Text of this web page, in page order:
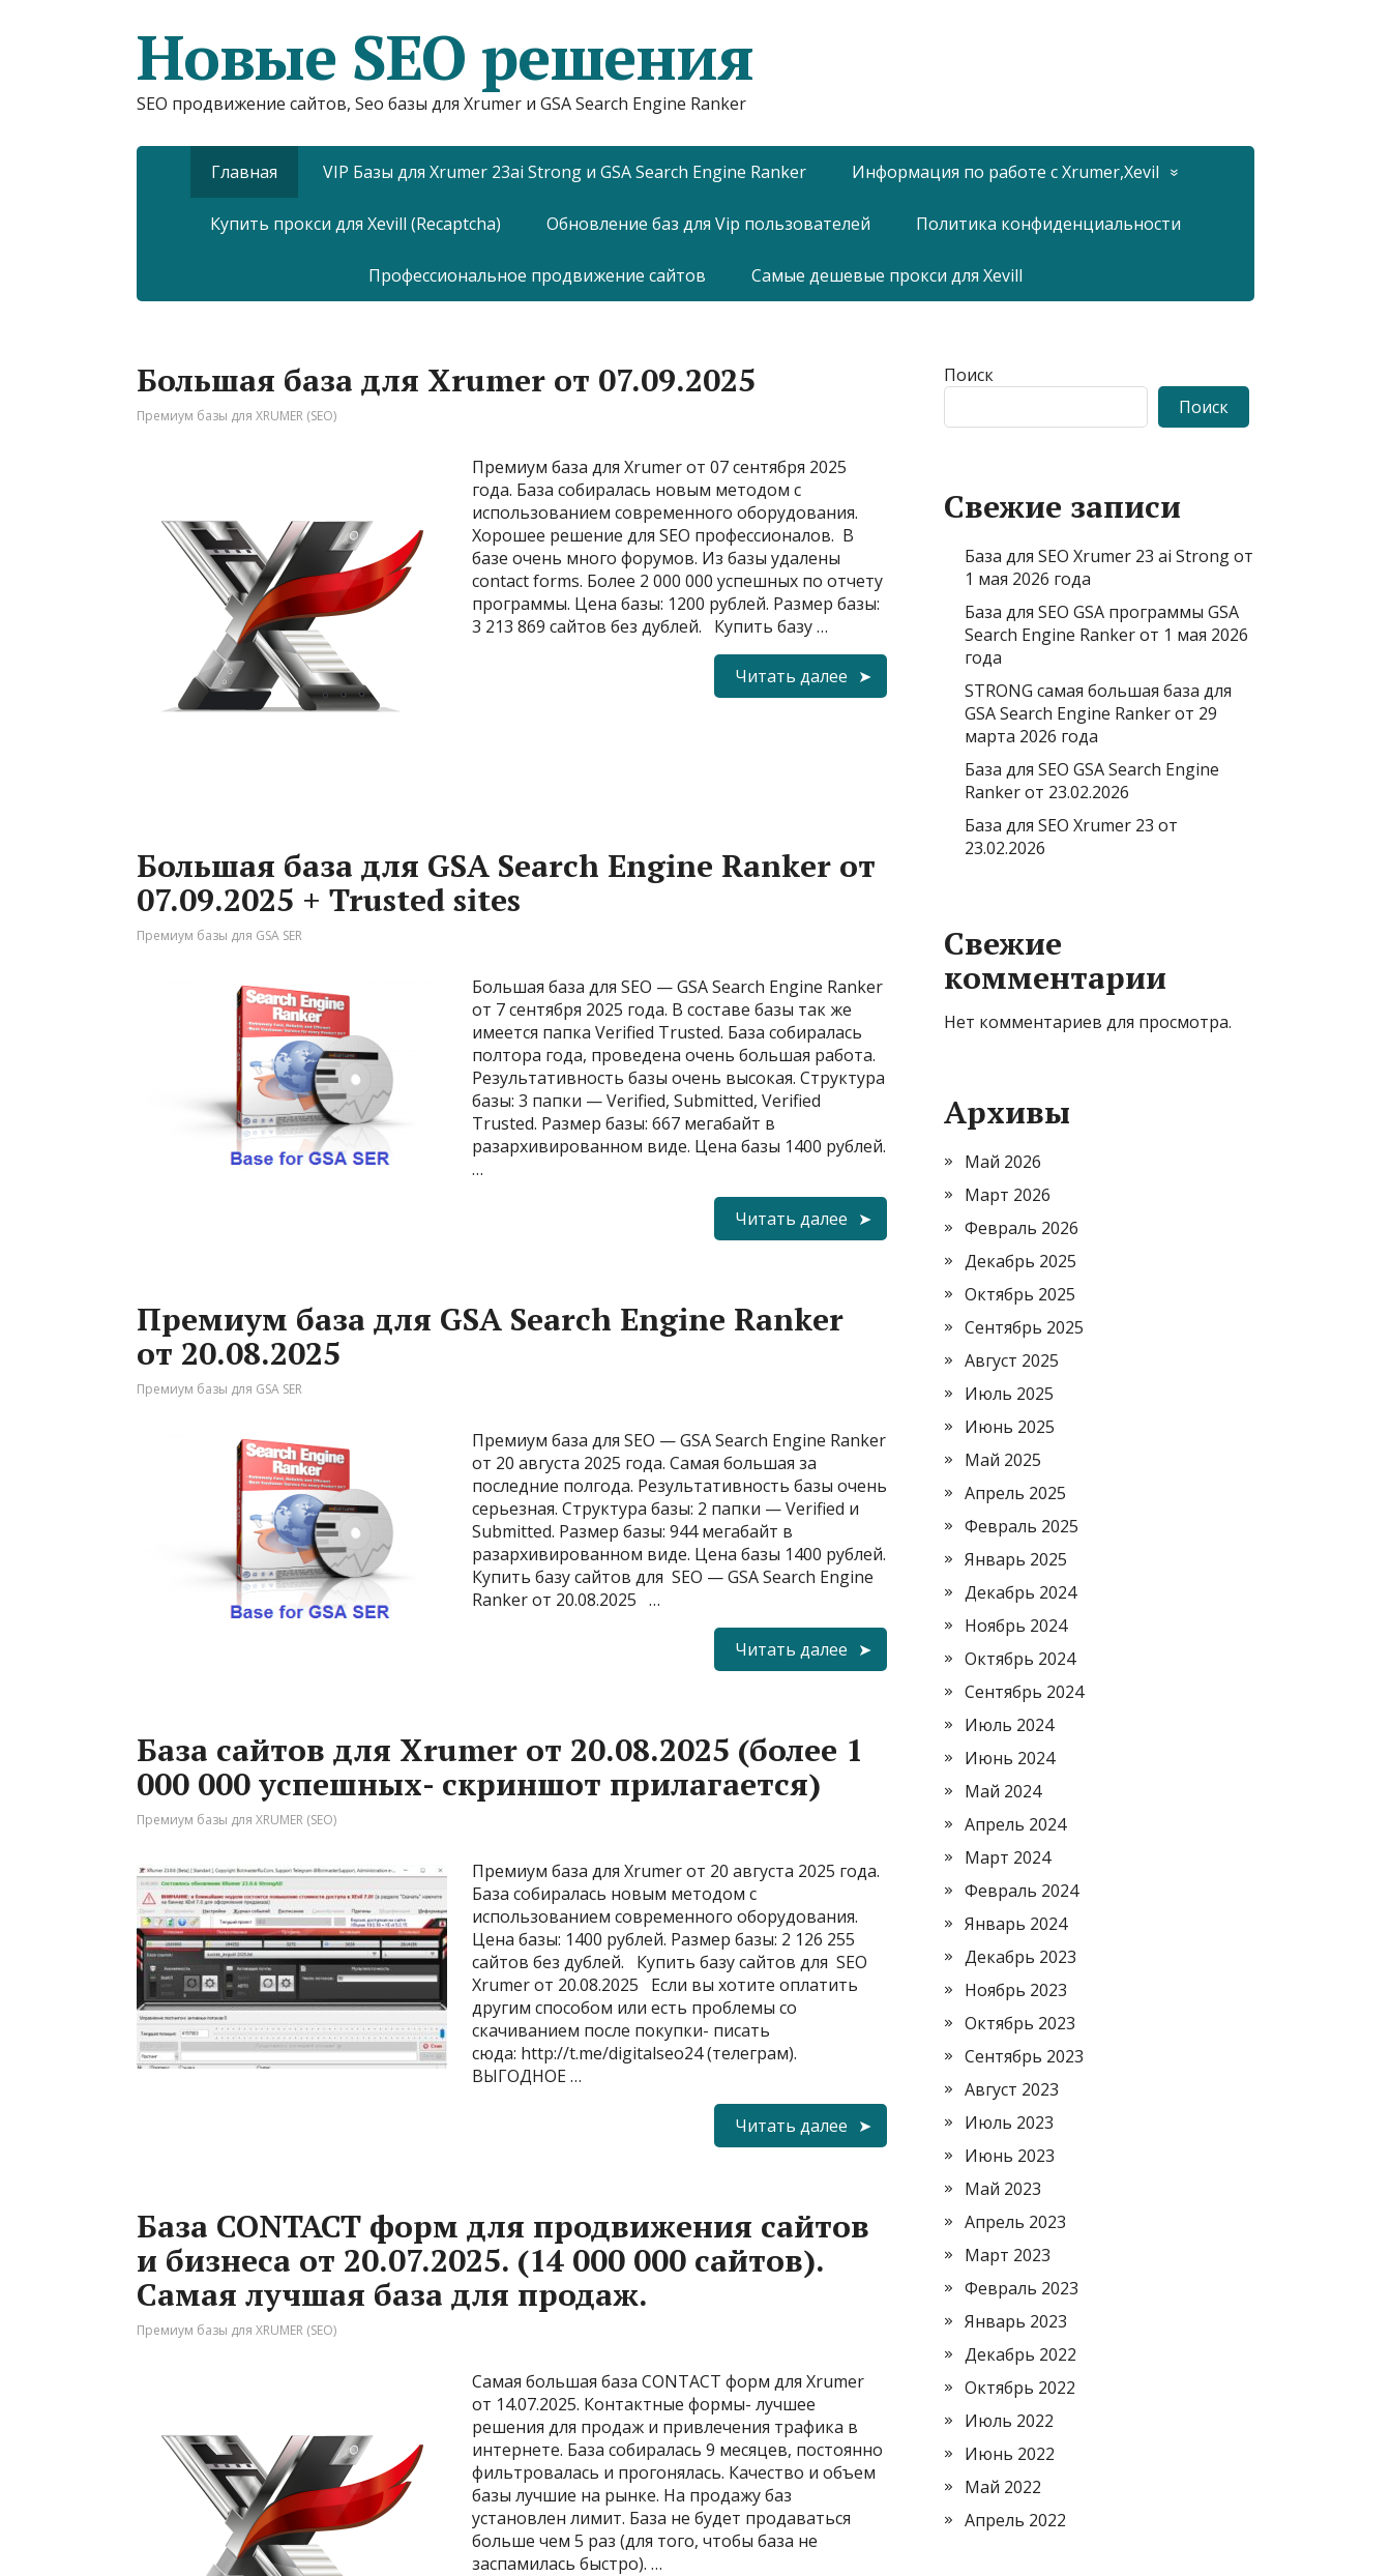
Новые SEO решения
SEO продвижение сайтов, Seo базы для Xrumer и GSA Search Engine Ranker
Главная VIP Базы для Xrumer 23ai Strong и GSA Search Engine Ranker Информация по работе с Xrumer,Xevil
Купить прокси для Xevill (Recaptcha) Обновление баз для Vip пользователей Политика конфиденциальности
Профессиональное продвижение сайтов Самые дешевые прокси для Xevill
Большая база для Xrumer от 07.09.2025
Премиум базы для XRUMER (SEO)
Премиум база для Xrumer от 07 сентября 2025
года. База собиралась новым методом с
использованием современного оборудования.
Хорошее решение для SEO профессионалов. В
базе очень много форумов. Из базы удалены
contact forms. Более 2 000 000 успешных по отчету
программы. Цена базы: 1200 рублей. Размер базы:
3 213 869 сайтов без дублей. Купить базу …
Читать далее
Большая база для GSA Search Engine Ranker от
07.09.2025 + Trusted sites
Премиум базы для GSA SER
Большая база для SEO — GSA Search Engine Ranker
от 7 сентября 2025 года. В составе базы так же
имеется папка Verified Trusted. База собиралась
полтора года, проведена очень большая работа.
Результативность базы очень высокая. Структура
базы: 3 папки — Verified, Submitted, Verified
Trusted. Размер базы: 667 мегабайт в
разархивированном виде. Цена базы 1400 рублей.
…
Читать далее
Премиум база для GSA Search Engine Ranker
от 20.08.2025
Премиум базы для GSA SER
Премиум база для SEO — GSA Search Engine Ranker
от 20 августа 2025 года. Самая большая за
последние полгода. Результативность базы очень
серьезная. Структура базы: 2 папки — Verified и
Submitted. Размер базы: 944 мегабайт в
разархивированном виде. Цена базы 1400 рублей.
Купить базу сайтов для SEO — GSA Search Engine
Ranker от 20.08.2025 …
Читать далее
База сайтов для Xrumer от 20.08.2025 (более 1
000 000 успешных- скриншот прилагается)
Премиум базы для XRUMER (SEO)
Премиум база для Xrumer от 20 августа 2025 года.
База собиралась новым методом с
использованием современного оборудования.
Цена базы: 1400 рублей. Размер базы: 2 126 255
сайтов без дублей. Купить базу сайтов для SEO
Xrumer от 20.08.2025 Если вы хотите оплатить
другим способом или есть проблемы со
скачиванием после покупки- писать
сюда: http://t.me/digitalseo24 (телеграм).
ВЫГОДНОЕ …
Читать далее
База CONTACT форм для продвижения сайтов
и бизнеса от 20.07.2025. (14 000 000 сайтов).
Самая лучшая база для продаж.
Премиум базы для XRUMER (SEO)
Самая большая база CONTACT форм для Xrumer
от 14.07.2025. Контактные формы- лучшее
решения для продаж и привлечения трафика в
интернете. База собиралась 9 месяцев, постоянно
фильтровалась и прогонялась. Качество и объем
базы лучшие на рынке. На продажу баз
установлен лимит. База не будет продаваться
больше чем 5 раз (для того, чтобы база не
заспамилась быстро). …
Поиск
Поиск
Свежие записи
База для SEO Xrumer 23 ai Strong от
1 мая 2026 года
База для SEO GSA программы GSA
Search Engine Ranker от 1 мая 2026
года
STRONG самая большая база для
GSA Search Engine Ranker от 29
марта 2026 года
База для SEO GSA Search Engine
Ranker от 23.02.2026
База для SEO Xrumer 23 от
23.02.2026
Свежие
комментарии
Нет комментариев для просмотра.
Архивы
Май 2026
Март 2026
Февраль 2026
Декабрь 2025
Октябрь 2025
Сентябрь 2025
Август 2025
Июль 2025
Июнь 2025
Май 2025
Апрель 2025
Февраль 2025
Январь 2025
Декабрь 2024
Ноябрь 2024
Октябрь 2024
Сентябрь 2024
Июль 2024
Июнь 2024
Май 2024
Апрель 2024
Март 2024
Февраль 2024
Январь 2024
Декабрь 2023
Ноябрь 2023
Октябрь 2023
Сентябрь 2023
Август 2023
Июль 2023
Июнь 2023
Май 2023
Апрель 2023
Март 2023
Февраль 2023
Январь 2023
Декабрь 2022
Октябрь 2022
Июль 2022
Июнь 2022
Май 2022
Апрель 2022